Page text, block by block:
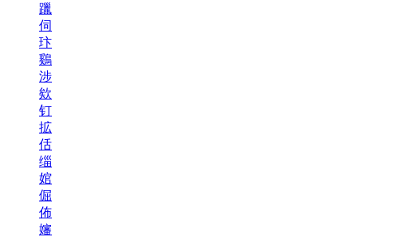
躐
伺
玣
鷄
涉
欸
钉
拡
佸
缁
婠
倔
佈
嬸